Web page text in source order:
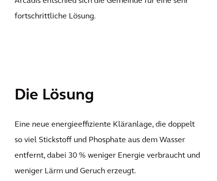
fortschrittliche Lösung.
Die Lösung
Eine neue energieeffiziente Kläranlage, die doppelt
so viel Stickstoff und Phosphate aus dem Wasser
entfernt, dabei 30 % weniger Energie verbraucht und
weniger Lärm und Geruch erzeugt.